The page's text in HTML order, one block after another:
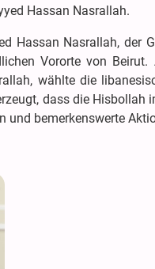
Hassan Nasrallah.
Hassan Nasrallah, der
Vororte von
wählte die
dass die
bemerkenswerte